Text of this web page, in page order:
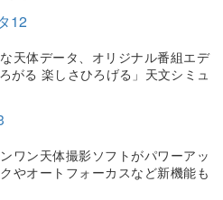
12
天体データ、オリジナル番組エデ
がる 楽しさひろげる」天文シミュ
ワン天体撮影ソフトがパワーアッ
やオートフォーカスなど新機能も